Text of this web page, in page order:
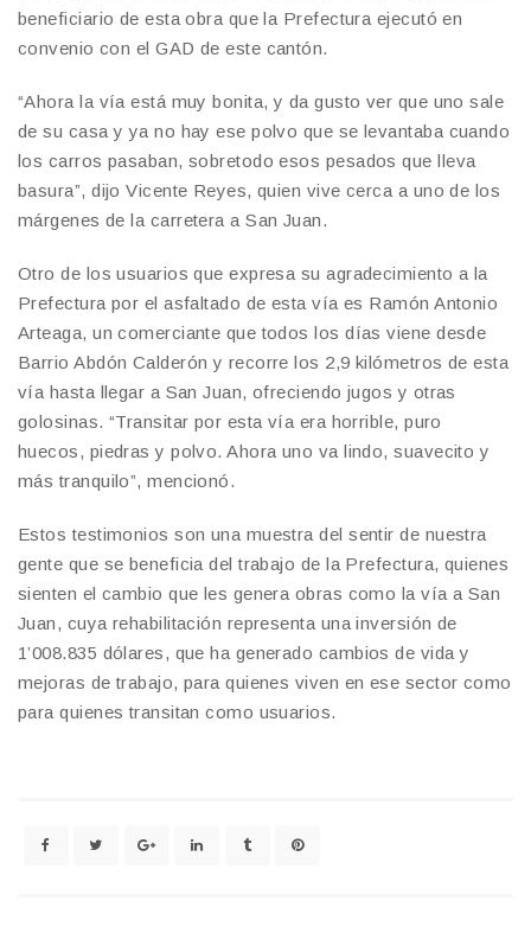
beneficiario de esta obra que la Prefectura ejecutó en
convenio con el GAD de este cantón.
“Ahora la vía está muy bonita, y da gusto ver que uno sale
de su casa y ya no hay ese polvo que se levantaba cuando
los carros pasaban, sobretodo esos pesados que lleva
basura”, dijo Vicente Reyes, quien vive cerca a uno de los
márgenes de la carretera a San Juan.
Otro de los usuarios que expresa su agradecimiento a la
Prefectura por el asfaltado de esta vía es Ramón Antonio
Arteaga, un comerciante que todos los días viene desde
Barrio Abdón Calderón y recorre los 2,9 kilómetros de esta
vía hasta llegar a San Juan, ofreciendo jugos y otras
golosinas. “Transitar por esta vía era horrible, puro
huecos, piedras y polvo. Ahora uno va lindo, suavecito y
más tranquilo”, mencionó.
Estos testimonios son una muestra del sentir de nuestra
gente que se beneficia del trabajo de la Prefectura, quienes
sienten el cambio que les genera obras como la vía a San
Juan, cuya rehabilitación representa una inversión de
1’008.835 dólares, que ha generado cambios de vida y
mejoras de trabajo, para quienes viven en ese sector como
para quienes transitan como usuarios.